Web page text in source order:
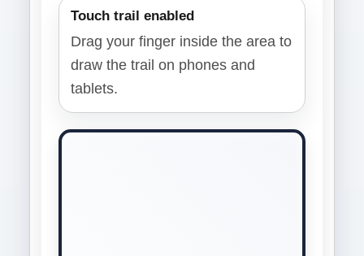
Touch trail enabled
Drag your finger inside the area to
draw the trail on phones and
tablets.